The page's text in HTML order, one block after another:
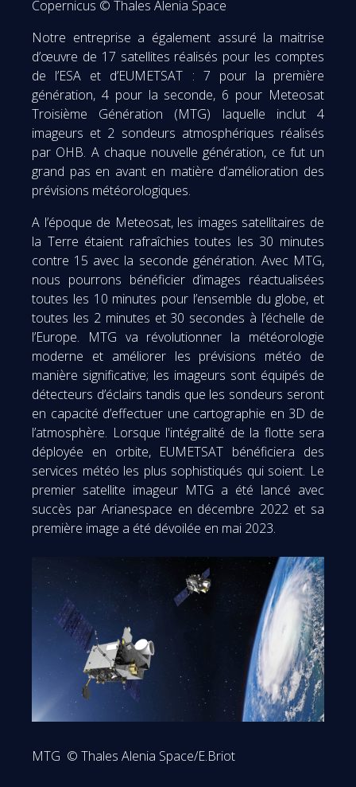
Copernicus © Thales Alenia Space
Notre entreprise a également assuré la maitrise
d’œuvre de 17 satellites réalisés pour les comptes
de l’ESA et d’EUMETSAT : 7 pour la première
génération, 4 pour la seconde, 6 pour Meteosat
Troisième Génération (MTG) laquelle inclut 4
imageurs et 2 sondeurs atmosphériques réalisés
par OHB. A chaque nouvelle génération, ce fut un
grand pas en avant en matière d’amélioration des
prévisions météorologiques.
A l’époque de Meteosat, les images satellitaires de
la Terre étaient rafraîchies toutes les 30 minutes
contre 15 avec la seconde génération. Avec MTG,
nous pourrons bénéficier d’images réactualisées
toutes les 10 minutes pour l’ensemble du globe, et
toutes les 2 minutes et 30 secondes à l’échelle de
l’Europe. MTG va révolutionner la météorologie
moderne et améliorer les prévisions météo de
manière significative; les imageurs sont équipés de
détecteurs d’éclairs tandis que les sondeurs seront
en capacité d’effectuer une cartographie en 3D de
l’atmosphère. Lorsque l'intégralité de la flotte sera
déployée en orbite, EUMETSAT bénéficiera des
services météo les plus sophistiqués qui soient. Le
premier satellite imageur MTG a été lancé avec
succès par Arianespace en décembre 2022 et sa
première image a été dévoilée en mai 2023.
MTG © Thales Alenia Space/E.Briot